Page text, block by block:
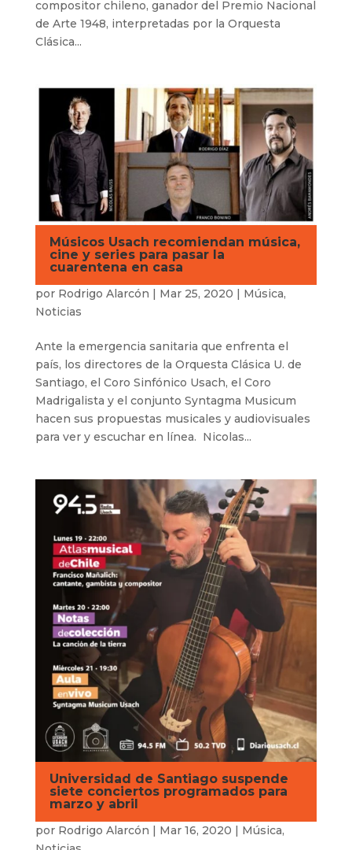
compositor chileno, ganador del Premio Nacional
de Arte 1948, interpretadas por la Orquesta
Clásica...
Músicos Usach recomiendan música,
cine y series para pasar la
cuarentena en casa
por Rodrigo Alarcón | Mar 25, 2020 | Música,
Noticias
Ante la emergencia sanitaria que enfrenta el
país, los directores de la Orquesta Clásica U. de
Santiago, el Coro Sinfónico Usach, el Coro
Madrigalista y el conjunto Syntagma Musicum
hacen sus propuestas musicales y audiovisuales
para ver y escuchar en línea. Nicolas...
Universidad de Santiago suspende
siete conciertos programados para
marzo y abril
por Rodrigo Alarcón | Mar 16, 2020 | Música,